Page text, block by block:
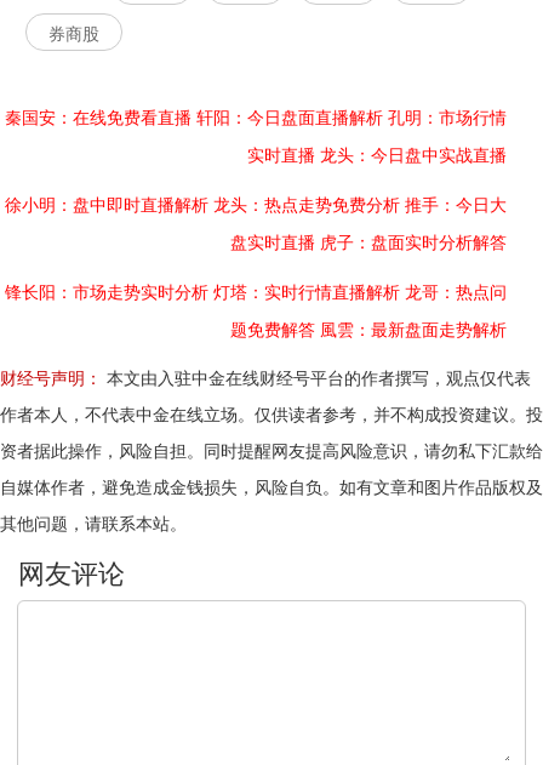
券商股
秦国安：在线免费看直播 轩阳：今日盘面直播解析 孔明：市场行情
实时直播 龙头：今日盘中实战直播
徐小明：盘中即时直播解析 龙头：热点走势免费分析 推手：今日大
盘实时直播 虎子：盘面实时分析解答
锋长阳：市场走势实时分析 灯塔：实时行情直播解析 龙哥：热点问
题免费解答 風雲：最新盘面走势解析
财经号声明：
本文由入驻中金在线财经号平台的作者撰写，观点仅代表
作者本人，不代表中金在线立场。仅供读者参考，并不构成投资建议。投
资者据此操作，风险自担。同时提醒网友提高风险意识，请勿私下汇款给
自媒体作者，避免造成金钱损失，风险自负。如有文章和图片作品版权及
其他问题，请联系本站。